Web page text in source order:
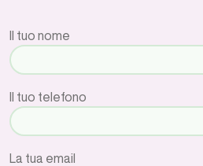
Il tuo nome
Il tuo telefono
La tua email